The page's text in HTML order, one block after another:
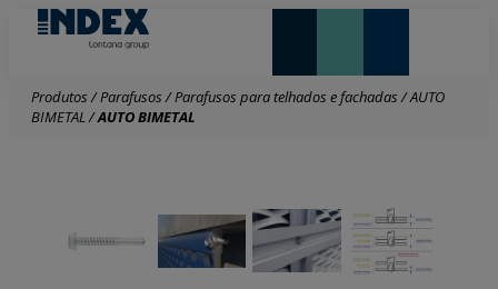
Produtos/Parafusos/Parafusos para telhados e fachadas/AUTO
BIMETAL/AUTO BIMETAL